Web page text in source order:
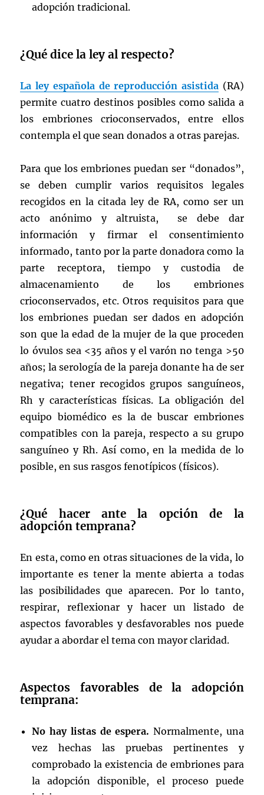
adopción tradicional.
¿Qué dice la ley al respecto?
La ley española de reproducción asistida (RA)
permite cuatro destinos posibles como salida a
los embriones crioconservados, entre ellos
contempla el que sean donados a otras parejas.
Para que los embriones puedan ser “donados”,
se deben cumplir varios requisitos legales
recogidos en la citada ley de RA, como ser un
acto anónimo y altruista, se debe dar
información y firmar el consentimiento
informado, tanto por la parte donadora como la
parte receptora, tiempo y custodia de
almacenamiento de los embriones
crioconservados, etc. Otros requisitos para que
los embriones puedan ser dados en adopción
son que la edad de la mujer de la que proceden
lo óvulos sea <35 años y el varón no tenga >50
años; la serología de la pareja donante ha de ser
negativa; tener recogidos grupos sanguíneos,
Rh y características físicas. La obligación del
equipo biomédico es la de buscar embriones
compatibles con la pareja, respecto a su grupo
sanguíneo y Rh. Así como, en la medida de lo
posible, en sus rasgos fenotípicos (físicos).
¿Qué hacer ante la opción de la
adopción temprana?
En esta, como en otras situaciones de la vida, lo
importante es tener la mente abierta a todas
las posibilidades que aparecen. Por lo tanto,
respirar, reflexionar y hacer un listado de
aspectos favorables y desfavorables nos puede
ayudar a abordar el tema con mayor claridad.
Aspectos favorables de la adopción
temprana:
No hay listas de espera. Normalmente, una
vez hechas las pruebas pertinentes y
comprobado la existencia de embriones para
la adopción disponible, el proceso puede